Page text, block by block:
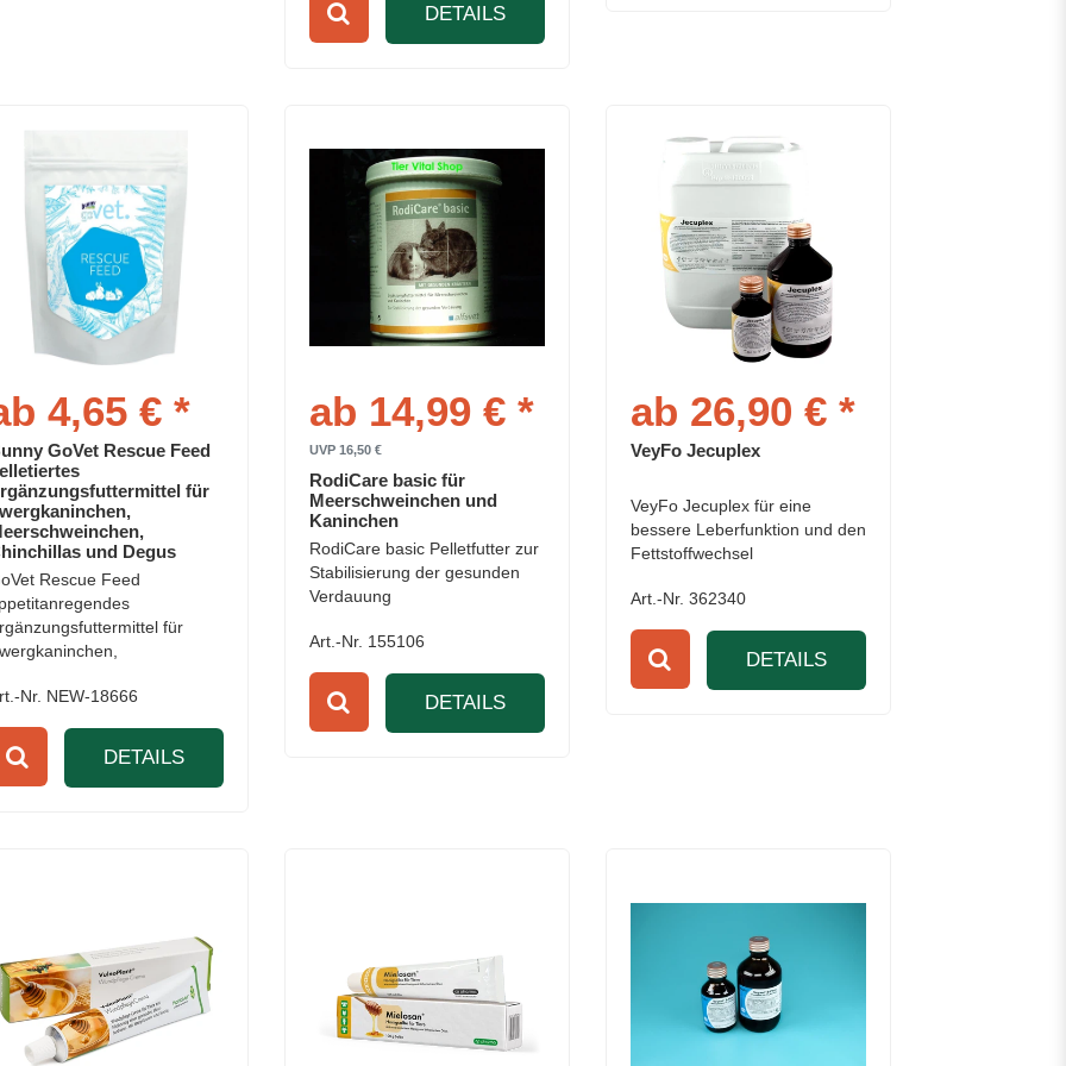
DETAILS
4,65 € *
GoVet Rescue Feed
für
und Degus
Rescue Feed
für
Degus
Nr. NEW-18666
DETAILS
ab 14,99 € *
UVP 16,50 €
RodiCare basic für
Meerschweinchen und
Kaninchen
RodiCare basic Pelletfutter zur
Stabilisierung der gesunden
Verdauung
Art.-Nr. 155106
DETAILS
ab 26,90 € *
VeyFo Jecuplex
VeyFo Jecuplex für eine
bessere Leberfunktion und den
Fettstoffwechsel
Art.-Nr. 362340
DETAILS